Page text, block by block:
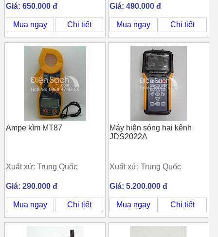
Giá: 650.000 đ
Mua ngay Chi tiết
Giá: 490.000 đ
Mua ngay Chi tiết
Ampe kìm MT87
Xuất xứ: Trung Quốc
Giá: 290.000 đ
Mua ngay Chi tiết
Máy hiện sóng hai kênh
JDS2022A
Xuất xứ: Trung Quốc
Giá: 5.200.000 đ
Mua ngay Chi tiết